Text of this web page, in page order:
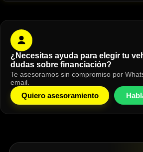
¿Necesitas ayuda para elegir tu
dudas sobre financiación?
Te asesoramos sin compromiso por
email.
Quiero asesoramiento